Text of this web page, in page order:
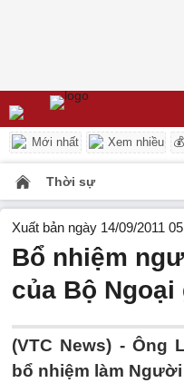
Mới nhất Xem nhiều
Thời sự
Xuất bản ngày 14/09/2011
Bổ nhiệm
của Bộ Ngoại
(VTC News) - Ông
bổ nhiệm làm